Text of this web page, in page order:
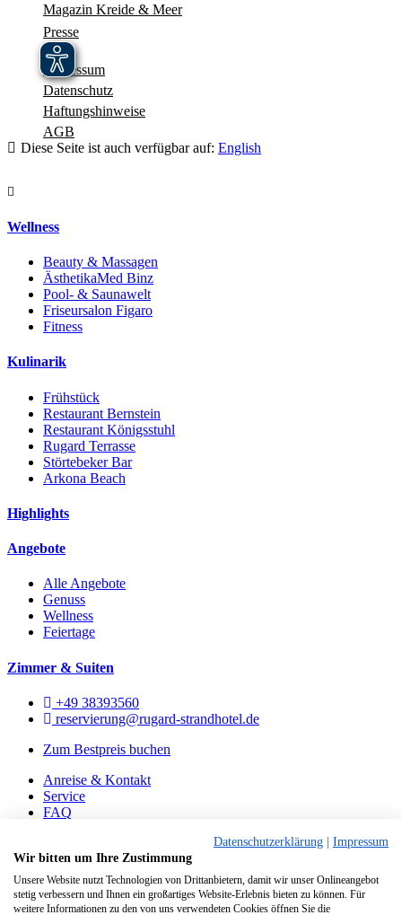
Magazin Kreide & Meer
Presse
Impressum
Datenschutz
Haftungshinweise
AGB
Diese Seite ist auch verfügbar auf: English
Wellness
Beauty & Massagen
ÄsthetikaMed Binz
Pool- & Saunawelt
Friseursalon Figaro
Fitness
Kulinarik
Frühstück
Restaurant Bernstein
Restaurant Königsstuhl
Rugard Terrasse
Störtebeker Bar
Arkona Beach
Highlights
Angebote
Alle Angebote
Genuss
Wellness
Feiertage
Zimmer & Suiten
+49 38393560
reservierung@rugard-strandhotel.de
Zum Bestpreis buchen
Anreise & Kontakt
Service
FAQ
Impressum
Datenschutz
Haftungshinweise
Datenschutzerklärung
Impressum
Wir bitten um Ihre Zustimmung
Unsere Website nutzt Technologien von Drittanbietern, damit wir unser Onlineangebot
stetig verbessern und Ihnen ein großartiges Website-Erlebnis bieten zu können. Für
weitere Informationen zu den von uns verwendeten Cookies öffnen Sie die